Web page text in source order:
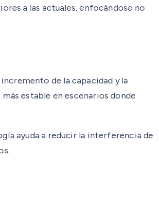
a las actuales, enfocándose no
de la capacidad y la
estable en escenarios donde
ayuda a reducir la interferencia de